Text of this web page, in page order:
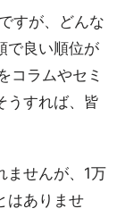
すが、どんな
で良い順位が
コラムやセミ
うすれば、皆
ませんが、1万
はありませ